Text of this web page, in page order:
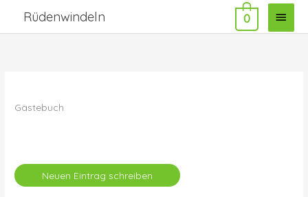
springen
Rüdenwindeln 0
Gästebuch